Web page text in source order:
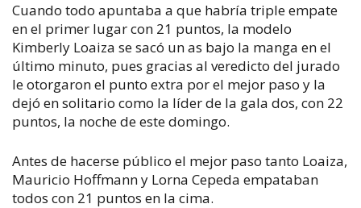
Cuando todo apuntaba a que habría triple empate
en el primer lugar con 21 puntos, la modelo
Kimberly Loaiza se sacó un as bajo la manga en el
último minuto, pues gracias al veredicto del jurado
le otorgaron el punto extra por el mejor paso y la
dejó en solitario como la líder de la gala dos, con 22
puntos, la noche de este domingo.
Antes de hacerse público el mejor paso tanto Loaiza,
Mauricio Hoffmann y Lorna Cepeda empataban
todos con 21 puntos en la cima.